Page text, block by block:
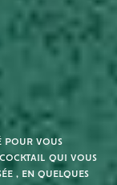
pour vous
qui vous
, en quelques